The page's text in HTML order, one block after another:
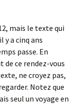
mais le texte qui
il y a cinq ans
passe. En
de ce rendez-vous
ne croyez pas,
Notez que
seul un voyage en